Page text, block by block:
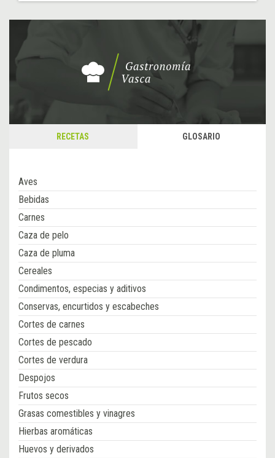
RECETAS GLOSARIO
Aves
Bebidas
Carnes
Caza de pelo
Caza de pluma
Cereales
Condimentos, especias y aditivos
Conservas, encurtidos y escabeches
Cortes de carnes
Cortes de pescado
Cortes de verdura
Despojos
Frutos secos
Grasas comestibles y vinagres
Hierbas aromáticas
Huevos y derivados